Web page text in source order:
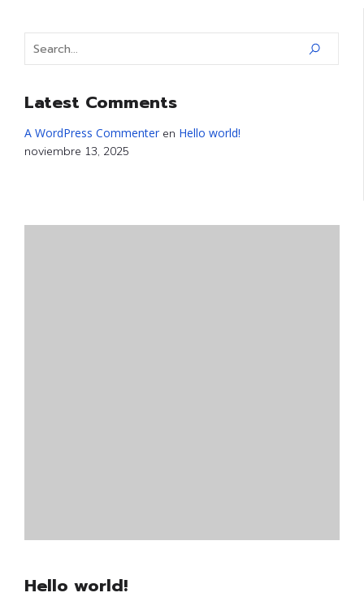
Latest Comments
A WordPress Commenter en Hello world!
noviembre 13, 2025
Hello world!